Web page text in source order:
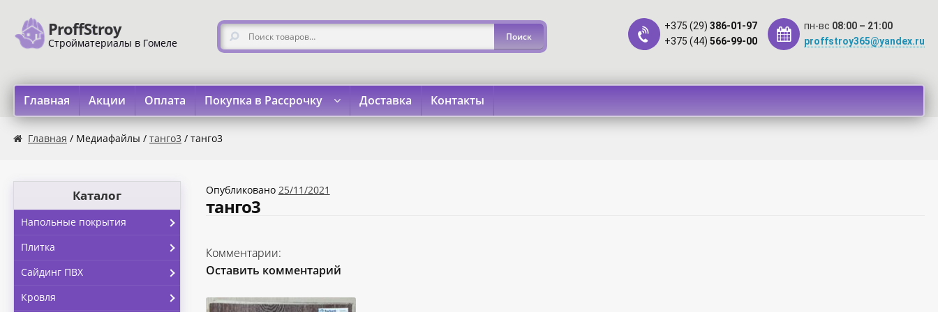
Перейти к навигации
Перейти к содержимому
ProffStroy
Стройматериалы в Гомеле
Искать: +375 (29) 386-01-97
+375 (44) 566-99-00
пн-вс 08:00 – 21:00
proffstroy365@yandex.ru
Главная Акции Оплата Покупка в Рассрочку Доставка Контакты
Главная «SMART Карта» «Карта FUN»«Карта МАГНИТ»
Главная / Медиафайлы /танго3 / танго3
Опубликовано 25/11/2021
танго3
Комментарии:
Оставить комментарий
Каталог
Напольные покрытия
Плитка
Сайдинг ПВХ
Кровля